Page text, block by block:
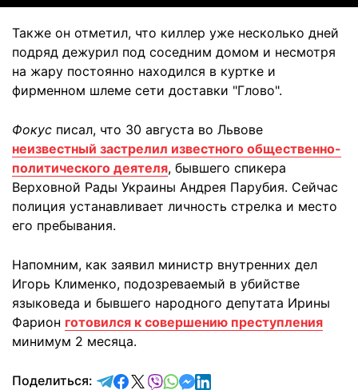
Также он отметил, что киллер уже несколько дней
подряд дежурил под соседним домом и несмотря
на жару постоянно находился в куртке и
фирменном шлеме сети доставки "Глово".
Фокус писал, что 30 августа во Львове
неизвестный застрелил известного общественно-
политического деятеля, бывшего спикера
Верховной Рады Украины Андрея Парубия. Сейчас
полиция устанавливает личность стрелка и место
его пребывания.
Напомним, как заявил министр внутренних дел
Игорь Клименко, подозреваемый в убийстве
языковеда и бывшего народного депутата Ирины
Фарион готовился к совершению преступления
минимум 2 месяца.
Поделиться: отправить в Telegram
поделиться в Facebook
поделиться в X
отправить в Viber
отправить в Whatsapp
отправить в Messenger
отправить в LinkedIn